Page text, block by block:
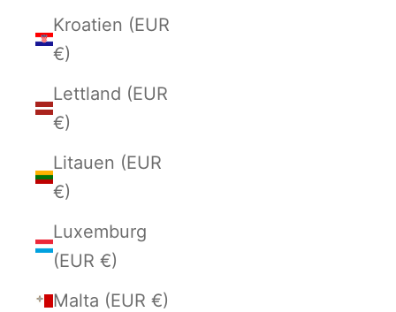
Kroatien (EUR
€)
Lettland (EUR
€)
Litauen (EUR
€)
Luxemburg
(EUR €)
Malta (EUR €)